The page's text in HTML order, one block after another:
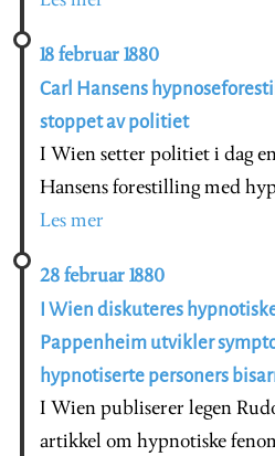
18 februar 1880
Carl Hansens
stoppet av politiet
I Wien setter politiet i dag
Hansens forestilling med
Les mer
28 februar 1880
I Wien diskuteres
Pappenheim utvikler
hypnotiserte personers
I Wien publiserer legen
artikkel om hypnotiske